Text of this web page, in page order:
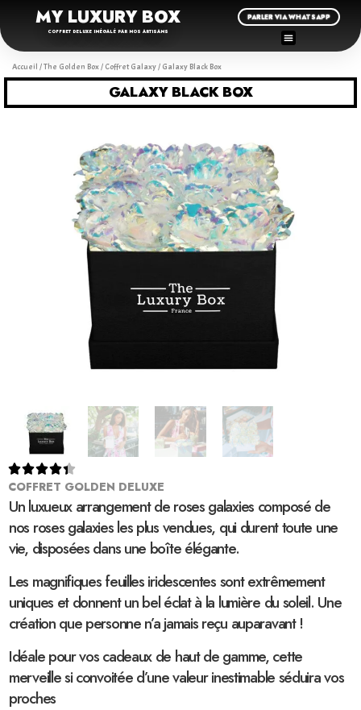
MY LUXURY BOX
COFFRET DELUXE INÉGALÉ PAR NOS ARTISANS
PARLER VIA WHATSAPP
Accueil /The Golden Box/ Coffret Galaxy/ Galaxy Black Box
GALAXY BLACK BOX

COFFRET GOLDEN DELUXE
Un luxueux arrangement de roses galaxies composé de
nos roses galaxies les plus vendues, qui durent toute une
vie, disposées dans une boîte élégante.
Les magnifiques feuilles iridescentes sont extrêmement
uniques et donnent un bel éclat à la lumière du soleil. Une
création que personne n’a jamais reçu auparavant !
Idéale pour vos cadeaux de haut de gamme, cette
merveille si convoitée d’une valeur inestimable séduira vos
proches